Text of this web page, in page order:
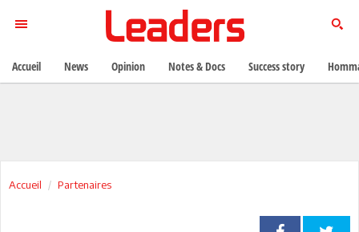
Accueil Partenaires
Accueil News Opinion Notes & Docs Success story